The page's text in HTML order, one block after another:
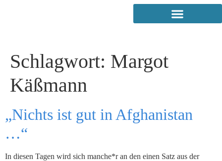
Schlagwort: Margot
Käßmann
„Nichts ist gut in Afghanistan
…“
In diesen Tagen wird sich manche*r an den einen Satz aus der